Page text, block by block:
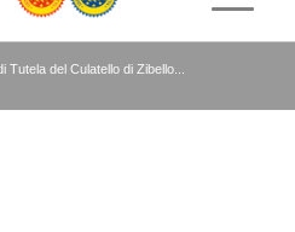
Tutela del Culatello di Zibello...